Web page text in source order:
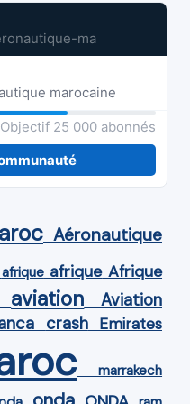
ma
marocaine
Objectif 25 000 abonnés
Aéronautique
afrique afrique Afrique
aviation Aviation
crash Emirates
marrakech